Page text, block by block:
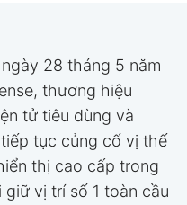
28 tháng 5 năm
thương hiệu
tử tiêu dùng và
tục củng cố vị thế
thị cao cấp trong
vị trí số 1 toàn cầu